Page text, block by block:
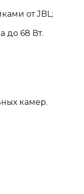
от JBL;
до 68 Вт.
камер.